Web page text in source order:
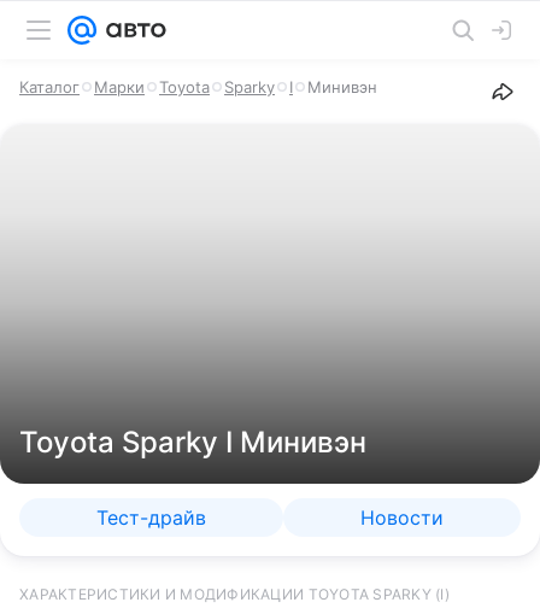
Каталог Марки Toyota Sparky I Минивэн
Toyota Sparky I Минивэн
Тест-драйв Новости
ХАРАКТЕРИСТИКИ И МОДИФИКАЦИИ TOYOTA SPARKY (I)